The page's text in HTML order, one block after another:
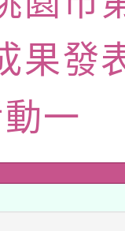
辦理「
節水達
系列
景藝術
第2次
(無人
動站研
度閱讀
研習
果發
一